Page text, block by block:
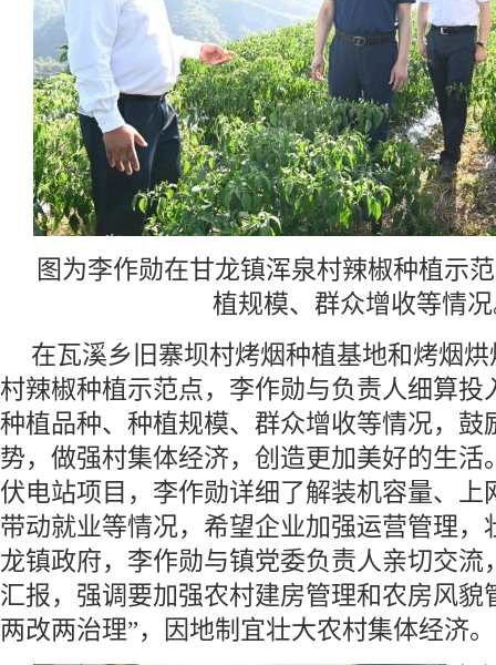
图为李作勋在甘龙镇浑泉村辣椒种植示
植规模、群众增收等情
在瓦溪乡旧寨坝村烤烟种植基地和烤烟
村辣椒种植示范点，李作勋与负责人细算投
种植品种、种植规模、群众增收等情况，鼓
势，做强村集体经济，创造更加美好的生活
伏电站项目，李作勋详细了解装机容量、上
带动就业等情况，希望企业加强运营管理，
龙镇政府，李作勋与镇党委负责人亲切交流
汇报，强调要加强农村建房管理和农房风貌
两改两治理”，因地制宜壮大农村集体经济。